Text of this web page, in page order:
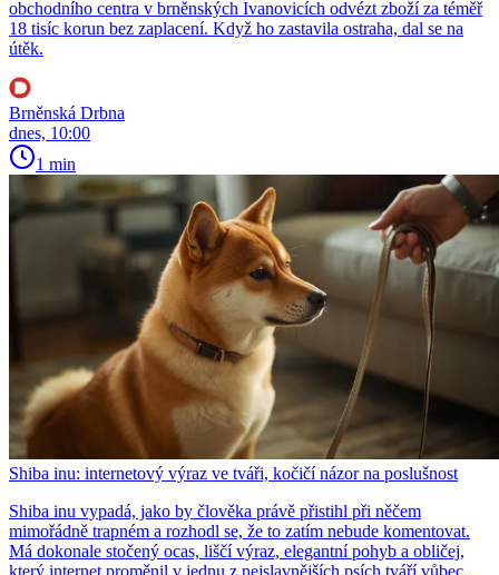
obchodního centra v brněnských Ivanovicích odvézt zboží za téměř
18 tisíc korun bez zaplacení. Když ho zastavila ostraha, dal se na
útěk.
Brněnská Drbna
dnes, 10:00
1 min
Shiba inu: internetový výraz ve tváři, kočičí názor na poslušnost
Shiba inu vypadá, jako by člověka právě přistihl při něčem
mimořádně trapném a rozhodl se, že to zatím nebude komentovat.
Má dokonale stočený ocas, liščí výraz, elegantní pohyb a obličej,
který internet proměnil v jednu z nejslavnějších psích tváří vůbec.